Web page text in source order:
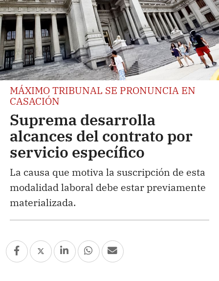
MÁXIMO TRIBUNAL SE PRONUNCIA EN
CASACIÓN
Suprema desarrolla
alcances del contrato por
servicio específico
La causa que motiva la suscripción de esta
modalidad laboral debe estar previamente
materializada.